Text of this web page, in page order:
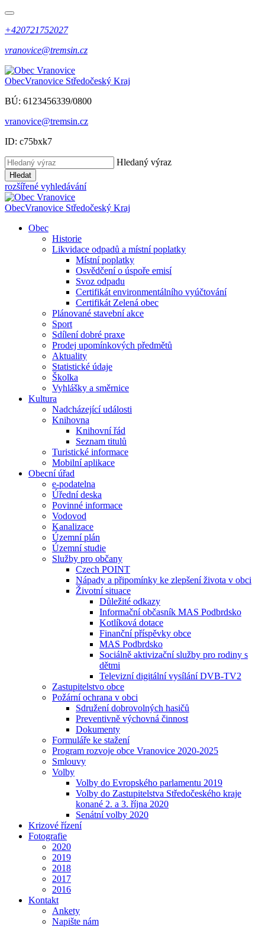
+420721752027
vranovice@tremsin.cz
ObecVranovice Středočeský Kraj
BÚ: 6123456339/0800
vranovice@tremsin.cz
ID: c75bxk7
Hledaný výraz
Hledat
rozšířené vyhledávání
ObecVranovice Středočeský Kraj
Obec
Historie
Likvidace odpadů a místní poplatky
Místní poplatky
Osvědčení o úspoře emisí
Svoz odpadu
Certifikát environmentálního vyúčtování
Certifikát Zelená obec
Plánované stavební akce
Sport
Sdílení dobré praxe
Prodej upomínkových předmětů
Aktuality
Statistické údaje
Školka
Vyhlášky a směrnice
Kultura
Nadcházející události
Knihovna
Knihovní řád
Seznam titulů
Turistické informace
Mobilní aplikace
Obecní úřad
e-podatelna
Úřední deska
Povinné informace
Vodovod
Kanalizace
Územní plán
Územní studie
Služby pro občany
Czech POINT
Nápady a připomínky ke zlepšení života v obci
Životní situace
Důležité odkazy
Informační občasník MAS Podbrdsko
Kotlíková dotace
Finanční příspěvky obce
MAS Podbrdsko
Sociálně aktivizační služby pro rodiny s
dětmi
Televizní digitální vysílání DVB-TV2
Zastupitelstvo obce
Požární ochrana v obci
Sdružení dobrovolných hasičů
Preventivně výchovná činnost
Dokumenty
Formuláře ke stažení
Program rozvoje obce Vranovice 2020-2025
Smlouvy
Volby
Volby do Evropského parlamentu 2019
Volby do Zastupitelstva Středočeského kraje
konané 2. a 3. října 2020
Senátní volby 2020
Krizové řízení
Fotografie
2020
2019
2018
2017
2016
Kontakt
Ankety
Napište nám